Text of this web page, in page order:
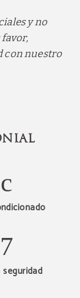
y no
con nuestro
seguridad